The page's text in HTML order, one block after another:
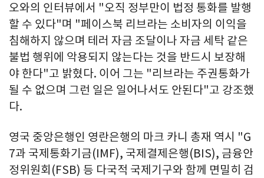
오와의 인터뷰에서 "오직 정부만이 법정 통화를 발행
할 수 있다"며 "페이스북 리브라는 소비자의 이익을
침해하지 않으며 테러 자금 조달이나 자금 세탁 같은
불법 행위에 악용되지 않는다는 것을 반드시 보장해
야 한다"고 밝혔다. 이어 그는 "리브라는 주권통화가
될 수 없으며 그런 일은 일어나서도 안된다"고 강조했
다.
영국 중앙은행인 영란은행의 마크 카니 총재 역시 "G
7과 국제통화기금(IMF), 국제결제은행(BIS), 금융안
정위원회(FSB) 등 다국적 국제기구와 함께 면밀히 검